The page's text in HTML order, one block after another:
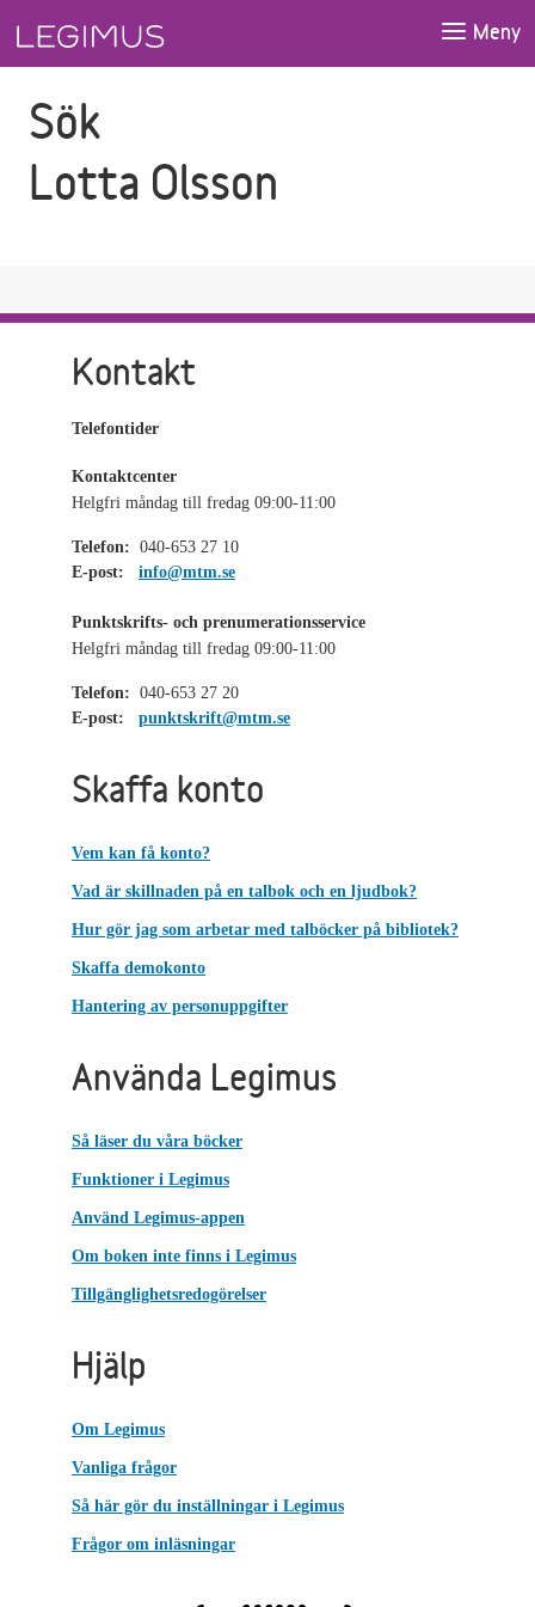
Meny
Sök
Lotta Olsson
Kontakt
Telefontider
Kontaktcenter
Helgfri måndag till fredag 09:00-11:00
Telefon: 040-653 27 10
E-post:
info@mtm.se
Punktskrifts- och prenumerationsservice
Helgfri måndag till fredag 09:00-11:00
Telefon: 040-653 27 20
E-post:
punktskrift@mtm.se
Skaffa konto
Vem kan få konto?
Vad är skillnaden på en talbok och en ljudbok?
Hur gör jag som arbetar med talböcker på bibliotek?
Skaffa demokonto
Hantering av personuppgifter
Använda Legimus
Så läser du våra böcker
Funktioner i Legimus
Använd Legimus-appen
Om boken inte finns i Legimus
Tillgänglighetsredogörelser
Hjälp
Om Legimus
Vanliga frågor
Så här gör du inställningar i Legimus
Frågor om inläsningar